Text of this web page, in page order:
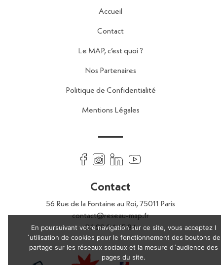
Accueil
Contact
Le MAP, c’est quoi ?
Nos Partenaires
Politique de Confidentialité
Mentions Légales
Contact
56 Rue de la Fontaine au Roi, 75011 Paris
contact@reseau-map.fr
06 28 04 45 84
En poursuivant votre navigation sur ce site, vous acceptez l
´utilisation de cookies pour le fonctionnement des boutons de
partage sur les réseaux sociaux et la mesure d´audience des
pages du site.